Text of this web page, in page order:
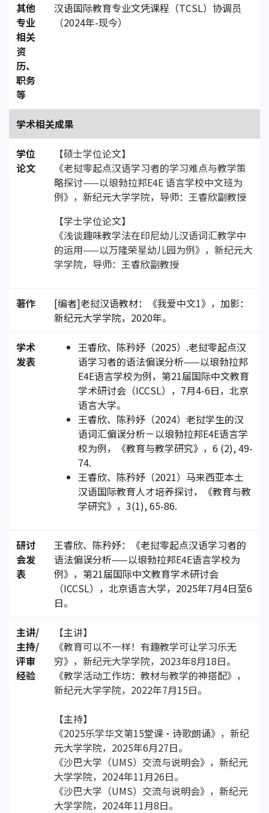
其他
专业
相关
资
历、
职务
等
汉语国际教育专业文凭课程（TCSL）协调员
（2024年-现今）
学术相关成果
学位
论文
【硕士学位论文】
《老挝零起点汉语学习者的学习难点与教学策
略探讨——以琅勃拉邦E4E 语言学校中文班为
例》，新纪元大学学院，导师：王睿欣副教授
【学士学位论文】
《浅谈趣味教学法在印尼幼儿汉语词汇教学中
的运用——以万隆荣星幼儿园为例》，新纪元大
学学院，导师：王睿欣副教授
著作
[编者]老挝汉语教材：《我爱中文1》，加影：
新纪元大学学院，2020年。
学术
发表
王睿欣、陈矜妤（2025）.老挝零起点汉
语学习者的语法偏误分析——以琅勃拉邦
E4E语言学校为例，第21届国际中文教育
学术研讨会（ICCSL），7月4-6日，北京
语言大学。
王睿欣、陈矜妤（2024）老挝学生的汉
语词汇偏误分析－以琅勃拉邦E4E语言学
校为例，《教育与教学研究》，6 (2), 49-
74.
王睿欣、陈矜妤（2021）马来西亚本土
汉语国际教育人才培养探讨，《教育与教
学研究》，3(1), 65-86.
研讨
会发
表
王睿欣、陈矜妤：《老挝零起点汉语学习者的
语法偏误分析——以琅勃拉邦E4E语言学校为
例》，第21届国际中文教育学术研讨会
（ICCSL），北京语言大学，2025年7月4日至6
日。
主讲/
主持/
评审
经验
【主讲】
《教育可以不一样！有趣教学可让学习乐无
穷》，新纪元大学学院，2023年8月18日。
《教学活动工作坊：教材与教学的神搭配》，
新纪元大学学院，2022年7月15日。
【主持】
《2025乐学华文第15堂课·诗歌朗诵》，新纪
元大学学院，2025年6月27日。
《沙巴大学（UMS）交流与说明会》，新纪元
大学学院，2024年11月26日。
《沙巴大学（UMS）交流与说明会》，新纪元
大学学院，2024年11月8日。